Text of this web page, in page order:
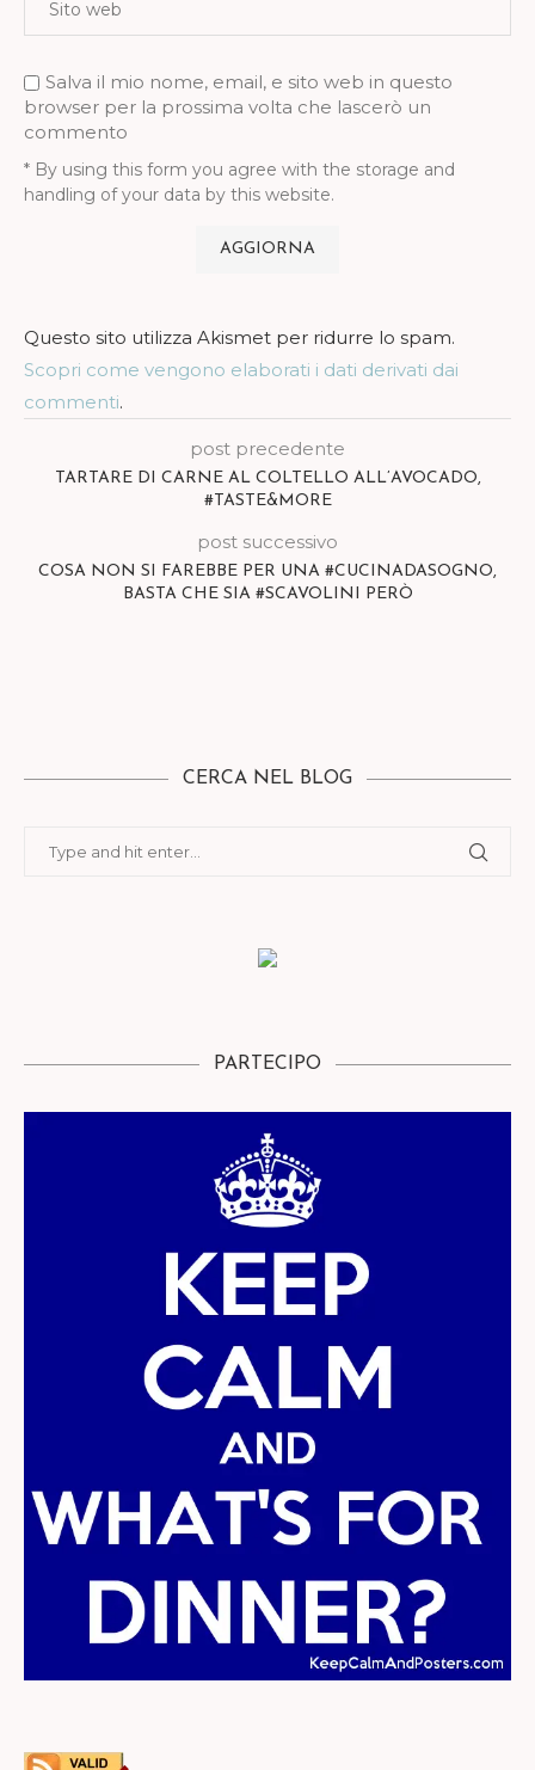
Salva il mio nome, email, e sito web in questo
browser per la prossima volta che lascerò un
commento
* By using this form you agree with the storage and
handling of your data by this website.
Questo sito utilizza Akismet per ridurre lo spam.
Scopri come vengono elaborati i dati derivati dai
commenti.
post precedente
TARTARE DI CARNE AL COLTELLO ALL’AVOCADO,
#TASTE&MORE
post successivo
COSA NON SI FAREBBE PER UNA #CUCINADASOGNO,
BASTA CHE SIA #SCAVOLINI PERÒ
CERCA NEL BLOG
PARTECIPO